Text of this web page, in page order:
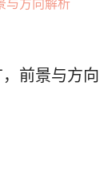
前景与方向